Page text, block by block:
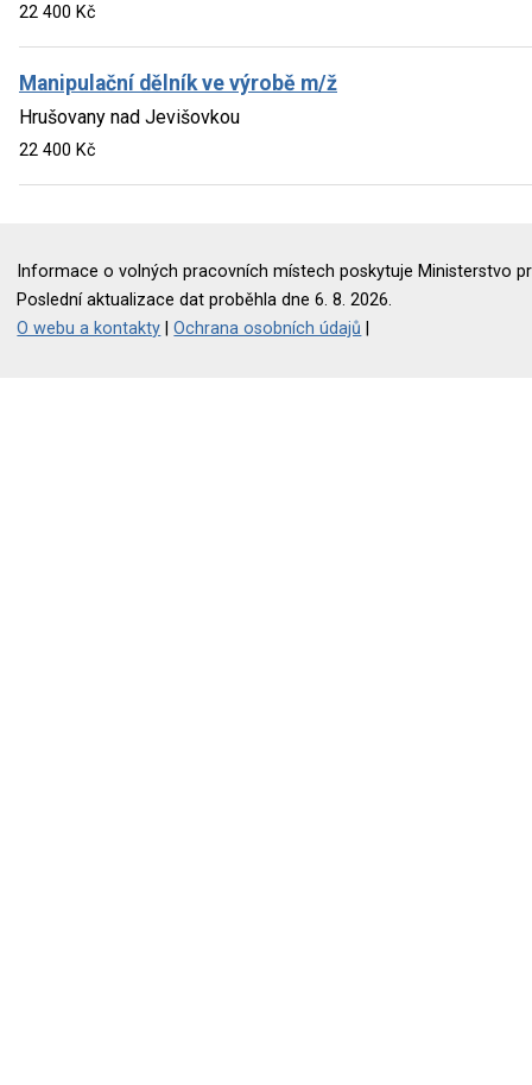
22 400 Kč
Manipulační dělník ve výrobě m/ž
Hrušovany nad Jevišovkou
22 400 Kč
Informace o volných pracovních místech poskytuje Ministerstvo
Poslední aktualizace dat proběhla dne 6. 8. 2026.
O webu a kontakty |Ochrana osobních údajů